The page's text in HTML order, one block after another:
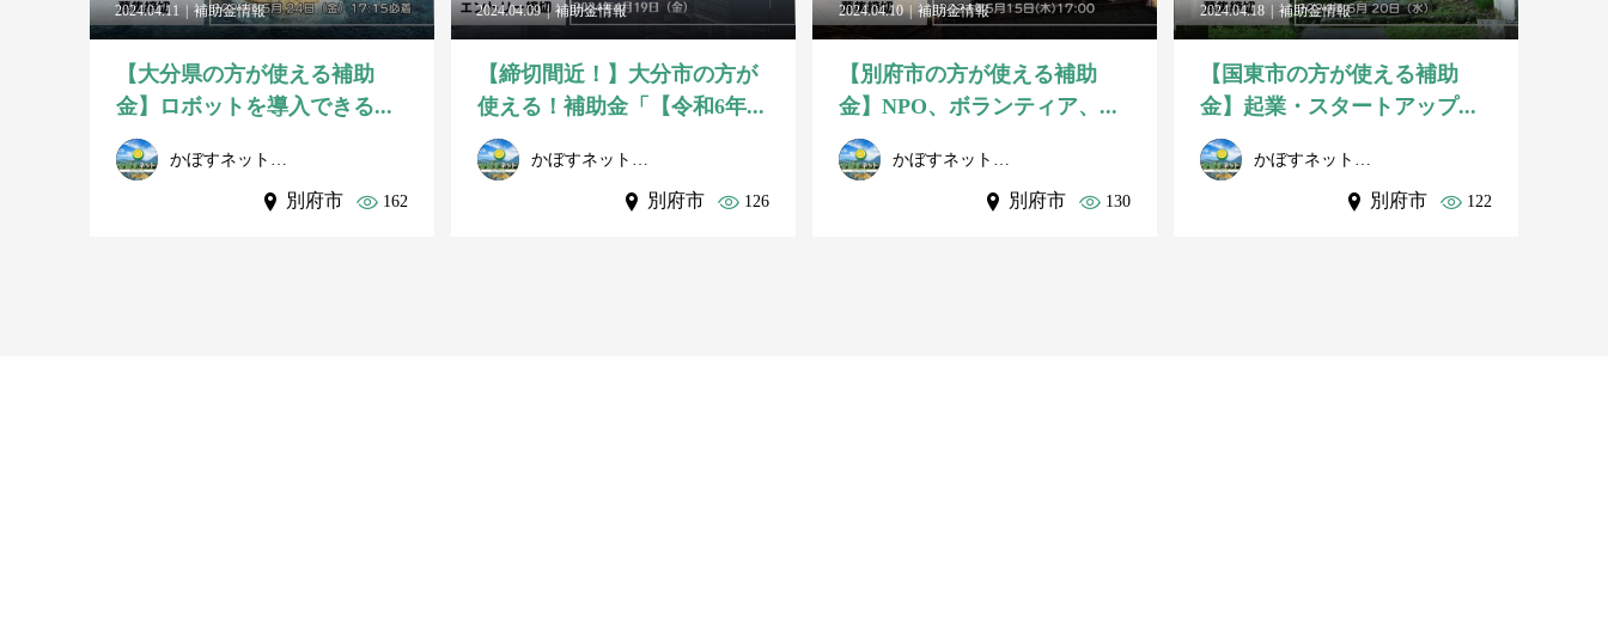
2024.04.11 補助金情報
【大分県の方が使える補助
金】ロボットを導入できる...
かぼすネット事務局
別府市 162
2024.04.09 補助金情報
【締切間近！】大分市の方が
使える！補助金「【令和6年...
かぼすネット事務局
別府市 126
2024.04.10 補助金情報
【別府市の方が使える補助
金】NPO、ボランティア、...
かぼすネット事務局
別府市 130
2024.04.18 補助金情報
【国東市の方が使える補助
金】起業・スタートアップ...
かぼすネット事務局
別府市 122